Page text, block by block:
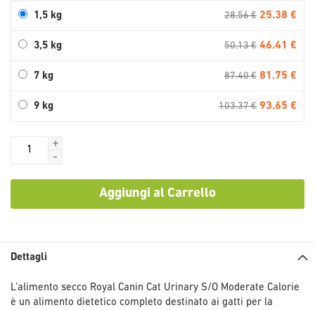
1,5 kg 28.56 € 25.38 €
3,5 kg 50.13 € 46.41 €
7 kg 87.40 € 81.75 €
9 kg 103.37 € 93.65 €
+
-
Aggiungi al Carrello
Dettagli
L’alimento secco Royal Canin Cat Urinary S/O Moderate Calorie
è un alimento dietetico completo destinato ai gatti per la